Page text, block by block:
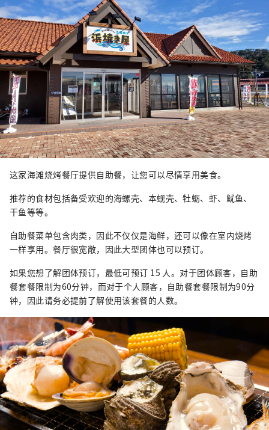
这家海滩烧烤餐厅提供自助餐，让您可以尽情享用美食。
推荐的食材包括备受欢迎的海螺壳、本蚬壳、牡蛎、虾、鱿鱼、
干鱼等等。
自助餐菜单包含肉类，因此不仅仅是海鲜，还可以像在室内烧烤
一样享用。餐厅很宽敞，因此大型团体也可以预订。
如果您想了解团体预订，最低可预订 15 人。对于团体顾客，自助
餐套餐限制为60分钟，而对于个人顾客，自助餐套餐限制为90分
钟，因此请务必提前了解使用该套餐的人数。